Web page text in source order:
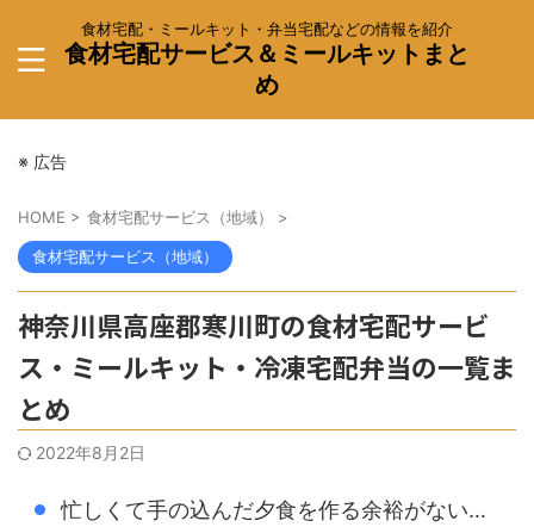
食材宅配・ミールキット・弁当宅配などの情報を紹介
食材宅配サービス＆ミールキットまと
め
※ 広告
HOME > 食材宅配サービス（地域） >
食材宅配サービス（地域）
神奈川県高座郡寒川町の食材宅配サービ
ス・ミールキット・冷凍宅配弁当の一覧ま
とめ
2022年8月2日
忙しくて手の込んだ夕食を作る余裕がない…